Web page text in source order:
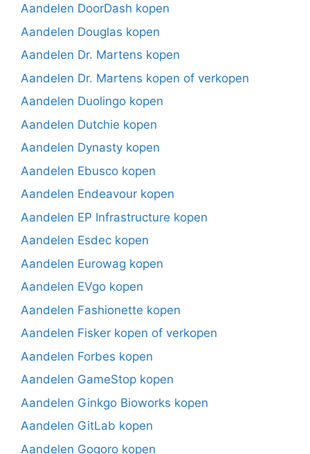
Aandelen DoorDash kopen
Aandelen Douglas kopen
Aandelen Dr. Martens kopen
Aandelen Dr. Martens kopen of verkopen
Aandelen Duolingo kopen
Aandelen Dutchie kopen
Aandelen Dynasty kopen
Aandelen Ebusco kopen
Aandelen Endeavour kopen
Aandelen EP Infrastructure kopen
Aandelen Esdec kopen
Aandelen Eurowag kopen
Aandelen EVgo kopen
Aandelen Fashionette kopen
Aandelen Fisker kopen of verkopen
Aandelen Forbes kopen
Aandelen GameStop kopen
Aandelen Ginkgo Bioworks kopen
Aandelen GitLab kopen
Aandelen Gogoro kopen